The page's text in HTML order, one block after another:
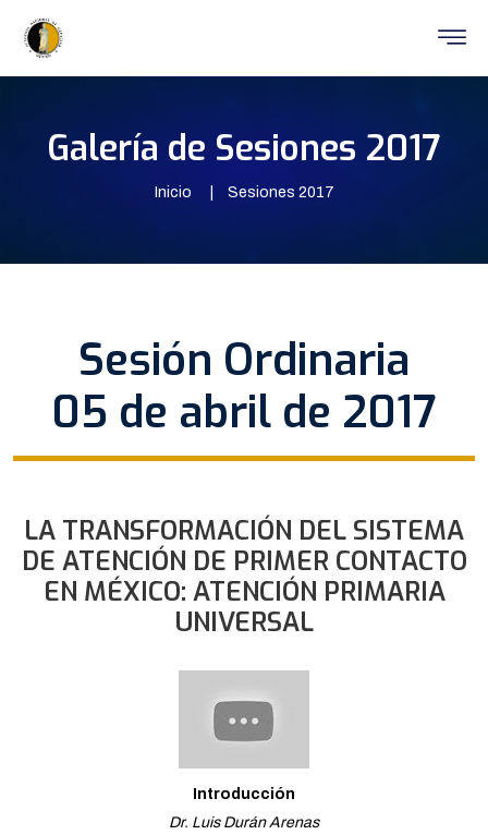
Galería de Sesiones 2017
Inicio Sesiones 2017
Sesión Ordinaria
05 de abril de 2017
LA TRANSFORMACIÓN DEL SISTEMA
DE ATENCIÓN DE PRIMER CONTACTO
EN MÉXICO: ATENCIÓN PRIMARIA
UNIVERSAL
Introducción
Dr. Luis Durán Arenas